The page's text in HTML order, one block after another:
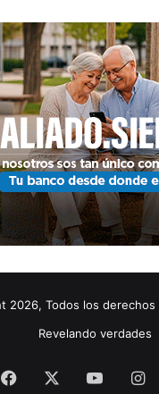
2026, Todos los
Revelando verdades
Facebook YouTube